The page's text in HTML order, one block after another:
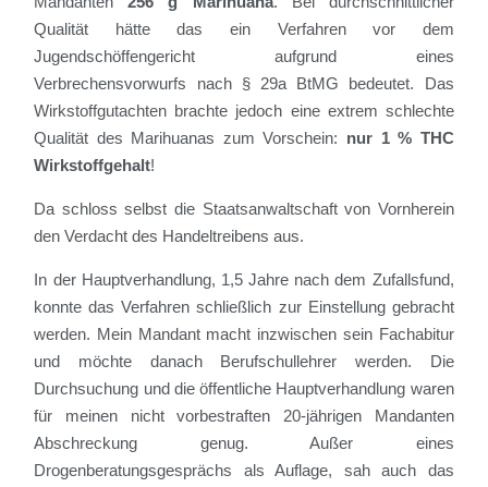
Qualität hätte das ein Verfahren vor dem
Jugendschöffengericht aufgrund eines
Verbrechensvorwurfs nach § 29a BtMG bedeutet. Das
Wirkstoffgutachten brachte jedoch eine extrem schlechte
Qualität des Marihuanas zum Vorschein: nur 1 % THC
Wirkstoffgehalt!
Da schloss selbst die Staatsanwaltschaft von Vornherein
den Verdacht des Handeltreibens aus.
In der Hauptverhandlung, 1,5 Jahre nach dem Zufallsfund,
konnte das Verfahren schließlich zur Einstellung gebracht
werden. Mein Mandant macht inzwischen sein Fachabitur
und möchte danach Berufschullehrer werden. Die
Durchsuchung und die öffentliche Hauptverhandlung waren
für meinen nicht vorbestraften 20-jährigen Mandanten
Abschreckung genug. Außer eines
Drogenberatungsgesprächs als Auflage, sah auch das